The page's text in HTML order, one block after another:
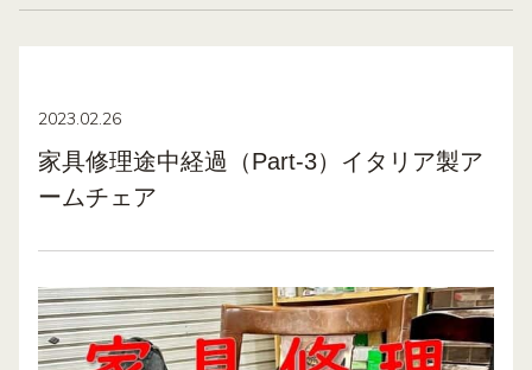
2023.02.26
家具修理途中経過（Part-3）イタリア製ア
ームチェア